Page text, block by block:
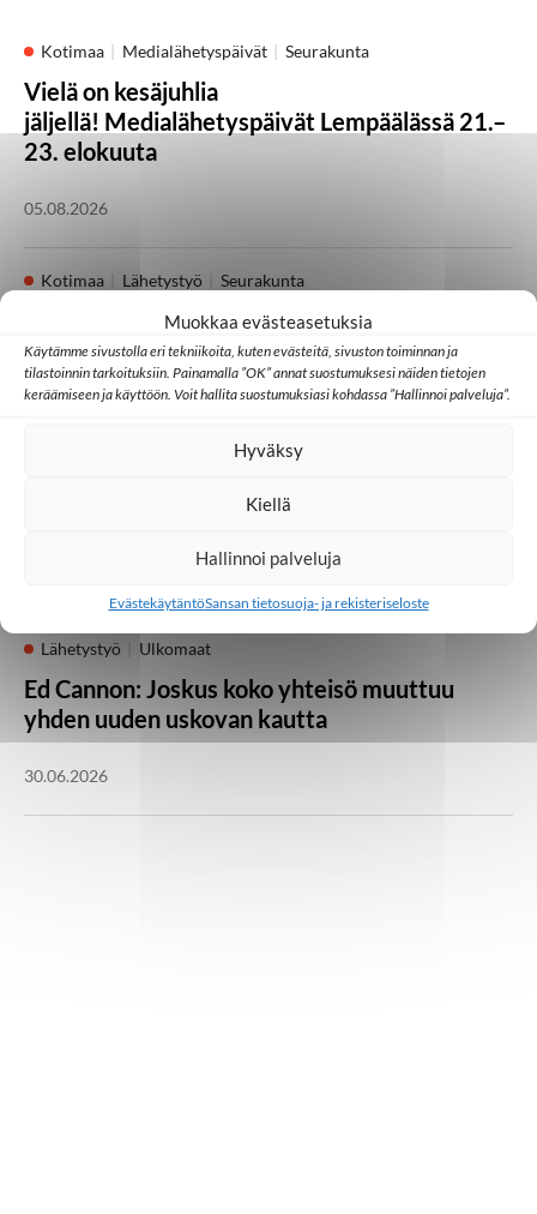
Muokkaa evästeasetuksia
Käytämme sivustolla eri tekniikoita, kuten evästeitä, sivuston toiminnan ja
tilastoinnin tarkoituksiin. Painamalla ”OK” annat suostumuksesi näiden tietojen
keräämiseen ja käyttöön. Voit hallita suostumuksiasi kohdassa ”Hallinnoi palveluja”.
Hyväksy
Kiellä
Hallinnoi palveluja
EvästekäytäntöSansan tietosuoja- ja rekisteriseloste
Kotimaa Medialähetyspäivät Seurakunta
Vielä on kesäjuhlia
jäljellä! Medialähetyspäivät Lempäälässä 21.–
23. elokuuta
05.08.2026
Kotimaa Lähetystyö Seurakunta
Heikki Kärhän kutsumuksena on evankeliumin
julistaminen
21.07.2026
Millainen kristillinen some toimii Aasiassa?
Lähetystyö Ulkomaat
Ed Cannon: Joskus koko yhteisö muuttuu
yhden uuden uskovan kautta
30.06.2026